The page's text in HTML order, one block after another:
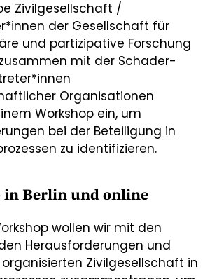
Zivilgesellschaft /
der Gesellschaft für
und partizipative Forschung
mit der Schader-
Organisationen
Workshop ein, um
bei der Beteiligung in
zu identifizieren.
in Berlin und online
wollen wir mit den
Herausforderungen und
Zivilgesellschaft in